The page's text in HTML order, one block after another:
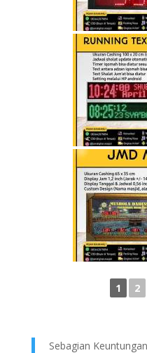
1 2
Sebagian